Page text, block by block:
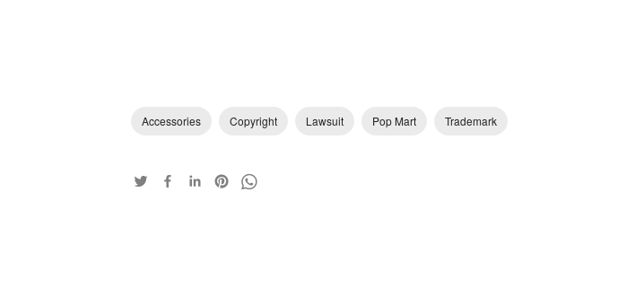
Accessories Copyright Lawsuit Pop Mart Trademark